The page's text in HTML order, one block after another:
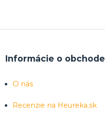
Informácie o obchode
O nás
Recenzie na Heureka.sk